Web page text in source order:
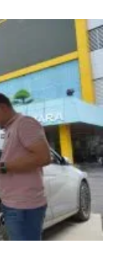
kebutuhan